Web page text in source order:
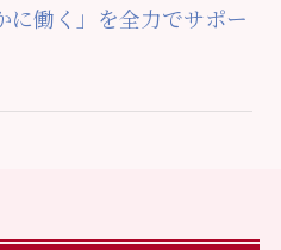
に働く」を全力でサポー